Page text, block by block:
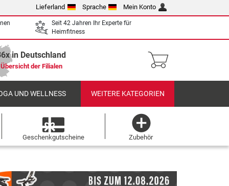
Lieferland Sprache Mein Konto
Seit 42 Jahren Ihr Experte für
Heimfitness
in Deutschland
Übersicht der Filialen
UND WELLNESS WEITERE KATEGORIEN
Geschenkgutscheine Zubehör